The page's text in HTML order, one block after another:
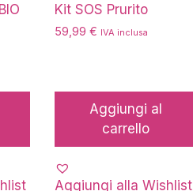
Kit SOS Prurito
59,99€ IVA inclusa
Aggiungi al
carrello
Aggiungi alla Wishlist